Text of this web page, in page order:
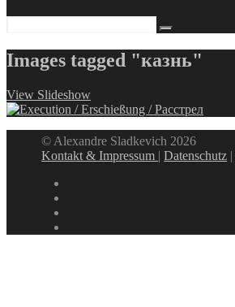
Images tagged "казнь"
View Slideshow
© Alexandre Sladkevich 2026
Kontakt & Impressum |Datenschutz |